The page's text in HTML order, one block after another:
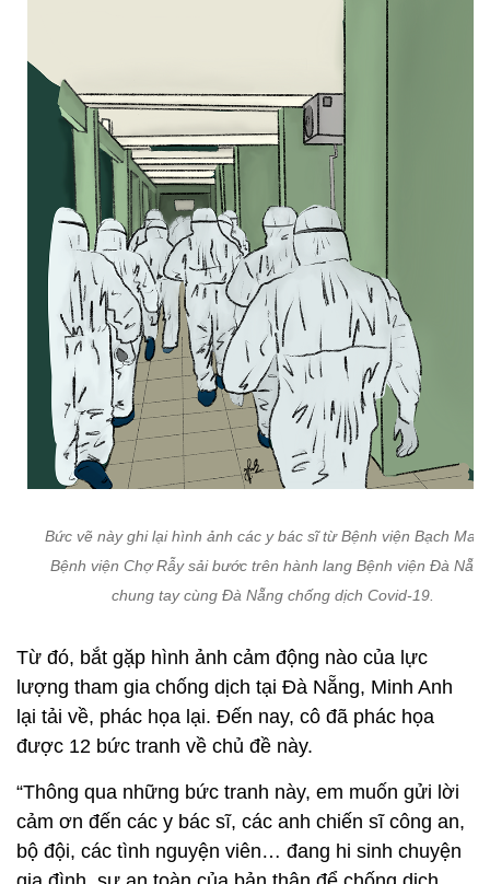
Bức vẽ này ghi lại hình ảnh các y bác sĩ từ Bệnh viện Bạch Mai
Bệnh viện Chợ Rẫy sải bước trên hành lang Bệnh viện Đà
chung tay cùng Đà Nẵng chống dịch Covid-19.
Từ đó, bắt gặp hình ảnh cảm động nào của lực
lượng tham gia chống dịch tại Đà Nẵng, Minh Anh
lại tải về, phác họa lại. Đến nay, cô đã phác họa
được 12 bức tranh về chủ đề này.
“Thông qua những bức tranh này, em muốn gửi lời
cảm ơn đến các y bác sĩ, các anh chiến sĩ công an,
bộ đội, các tình nguyện viên… đang hi sinh chuyện